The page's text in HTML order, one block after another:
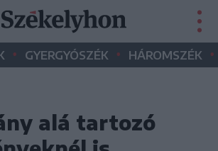
• GYERGYÓSZÉK • HÁROMSZÉK •
alá tartozó